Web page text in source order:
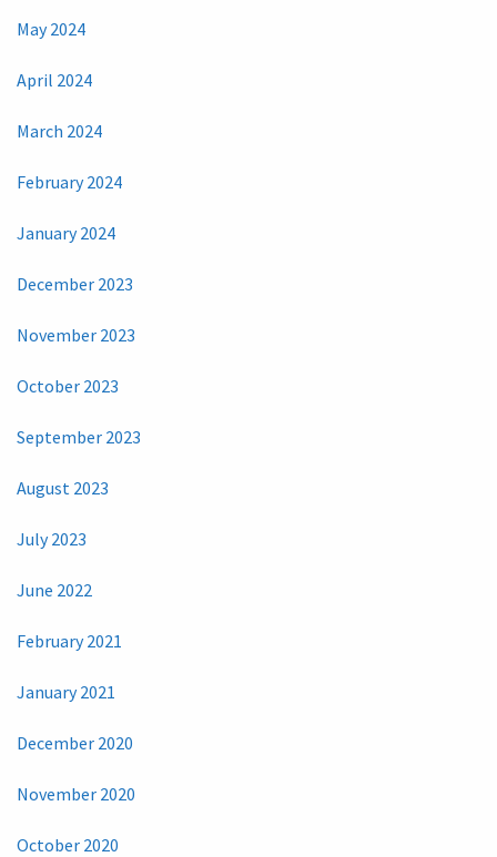
May 2024
April 2024
March 2024
February 2024
January 2024
December 2023
November 2023
October 2023
September 2023
August 2023
July 2023
June 2022
February 2021
January 2021
December 2020
November 2020
October 2020